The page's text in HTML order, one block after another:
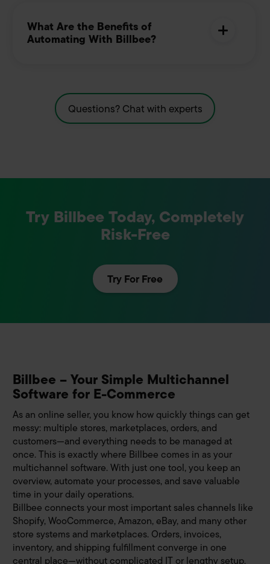
What Are the Benefits of
Automating With Billbee?
Questions? Chat with experts
Try Billbee Today, Completely
Risk-Free
Try For Free
Billbee – Your Simple Multichannel
Software for E-Commerce
As an online seller, you know how quickly things can get
messy: multiple stores, marketplaces, orders, and
customers—and everything needs to be managed at
once. This is exactly where Billbee comes in as your
multichannel software. With just one tool, you keep an
overview, automate your processes, and save valuable
time in your daily operations.
Billbee connects your most important sales channels like
Shopify, WooCommerce, Amazon, eBay, and many other
store systems and marketplaces. Orders, invoices,
inventory, and shipping fulfillment converge in one